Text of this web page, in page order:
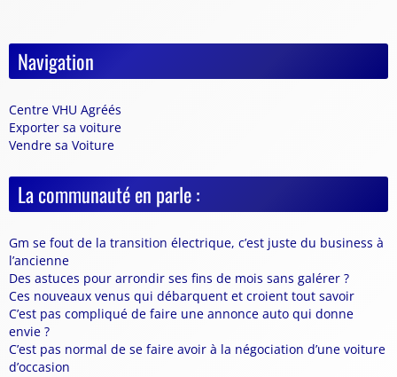
Navigation
Centre VHU Agréés
Exporter sa voiture
Vendre sa Voiture
La communauté en parle :
Gm se fout de la transition électrique, c’est juste du business à
l’ancienne
Des astuces pour arrondir ses fins de mois sans galérer ?
Ces nouveaux venus qui débarquent et croient tout savoir
C’est pas compliqué de faire une annonce auto qui donne
envie ?
C’est pas normal de se faire avoir à la négociation d’une voiture
d’occasion